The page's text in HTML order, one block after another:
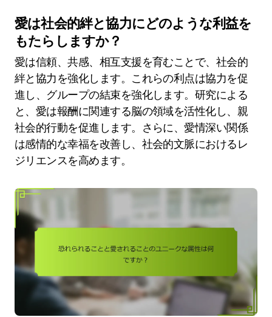
愛は社会的絆と協力にどのような利益を
もたらしますか？
愛は信頼、共感、相互支援を育むことで、社会的
絆と協力を強化します。これらの利点は協力を促
進し、グループの結束を強化します。研究による
と、愛は報酬に関連する脳の領域を活性化し、親
社会的行動を促進します。さらに、愛情深い関係
は感情的な幸福を改善し、社会的文脈におけるレ
ジリエンスを高めます。